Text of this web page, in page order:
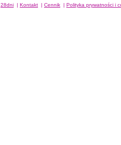
28dni | Kontakt | Cennik | Polityka prywatności i